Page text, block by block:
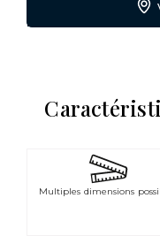
Multiples dimensions